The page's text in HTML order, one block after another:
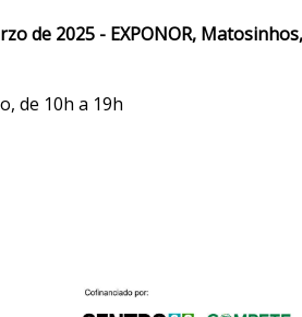
de 2025 - EXPONOR, Matosinhos,
de 10h a 19h